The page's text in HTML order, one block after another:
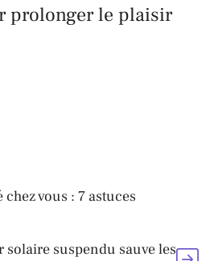
prolonger le plaisir
chez vous : 7 astuces
solaire suspendu sauve les